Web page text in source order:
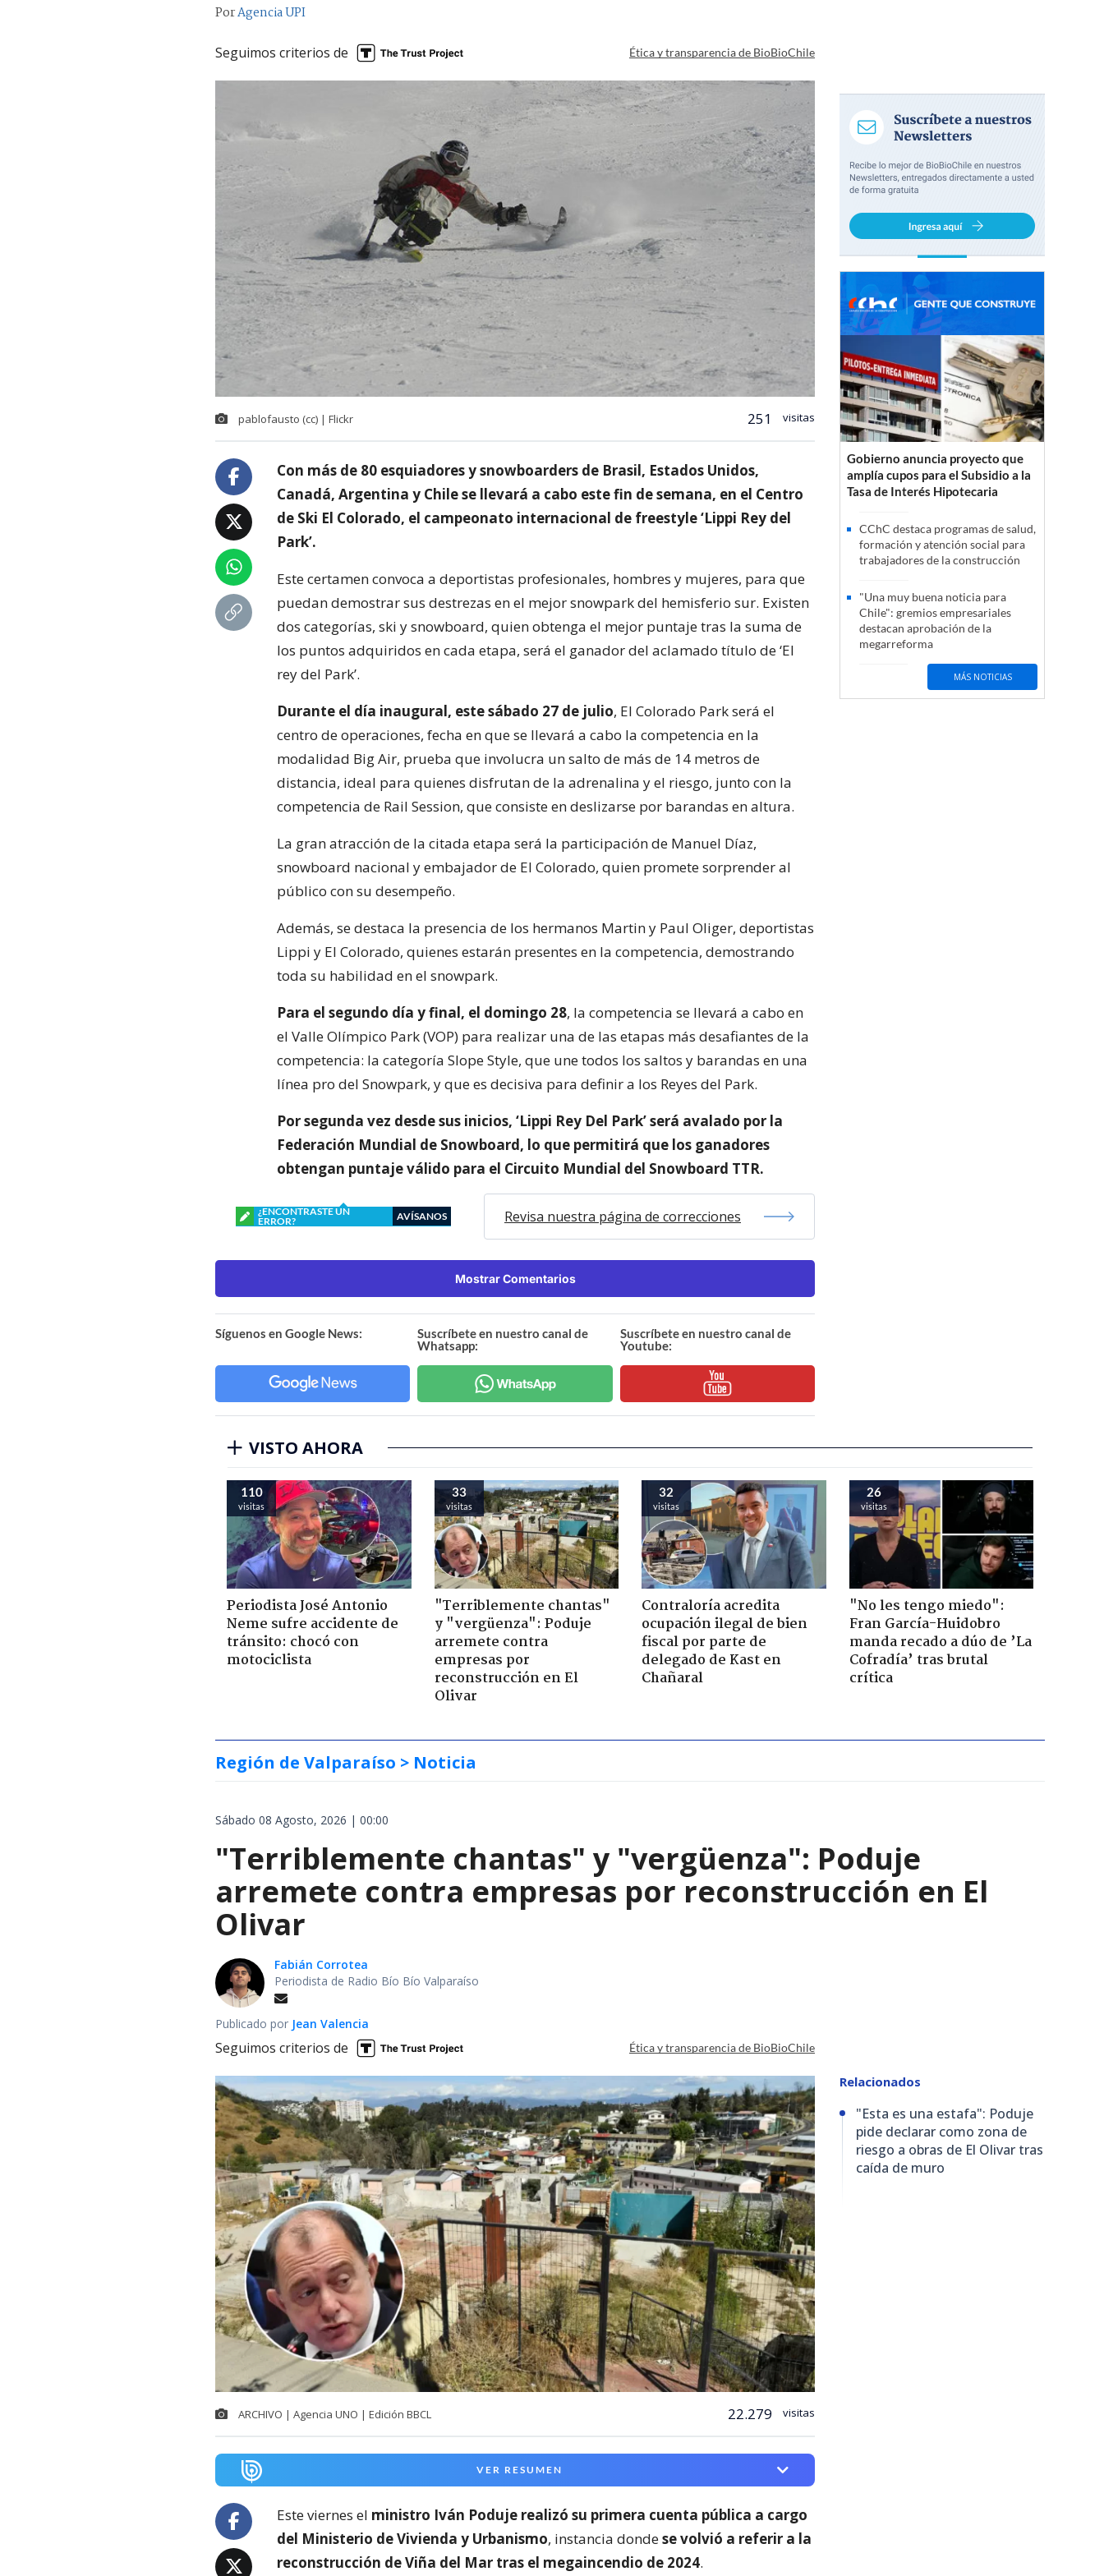
PorAgencia UPI
Seguimos criterios de Ética y transparencia de BioBioChile
pablofausto (cc) | Flickr 251 visitas
Con más de 80 esquiadores y snowboarders de Brasil, Estados Unidos,
Canadá, Argentina y Chile se llevará a cabo este fin de semana, en el Centro
de Ski El Colorado, el campeonato internacional de freestyle ‘Lippi Rey del
Park’.
Este certamen convoca a deportistas profesionales, hombres y mujeres, para que
puedan demostrar sus destrezas en el mejor snowpark del hemisferio sur. Existen
dos categorías, ski y snowboard, quien obtenga el mejor puntaje tras la suma de
los puntos adquiridos en cada etapa, será el ganador del aclamado título de ‘El
rey del Park’.
Durante el día inaugural, este sábado 27 de julio, El Colorado Park será el
centro de operaciones, fecha en que se llevará a cabo la competencia en la
modalidad Big Air, prueba que involucra un salto de más de 14 metros de
distancia, ideal para quienes disfrutan de la adrenalina y el riesgo, junto con la
competencia de Rail Session, que consiste en deslizarse por barandas en altura.
La gran atracción de la citada etapa será la participación de Manuel Díaz,
snowboard nacional y embajador de El Colorado, quien promete sorprender al
público con su desempeño.
Además, se destaca la presencia de los hermanos Martin y Paul Oliger, deportistas
Lippi y El Colorado, quienes estarán presentes en la competencia, demostrando
toda su habilidad en el snowpark.
Para el segundo día y final, el domingo 28, la competencia se llevará a cabo en
el Valle Olímpico Park (VOP) para realizar una de las etapas más desafiantes de la
competencia: la categoría Slope Style, que une todos los saltos y barandas en una
línea pro del Snowpark, y que es decisiva para definir a los Reyes del Park.
Por segunda vez desde sus inicios, ‘Lippi Rey Del Park’ será avalado por la
Federación Mundial de Snowboard, lo que permitirá que los ganadores
obtengan puntaje válido para el Circuito Mundial del Snowboard TTR.
¿ENCONTRASTE UN
ERROR?
AVÍSANOS Revisa nuestra página de correcciones
Mostrar Comentarios
Síguenos en Google News:
Suscríbete en nuestro canal de
Whatsapp:
Suscríbete en nuestro canal de
Youtube:
Gobierno anuncia proyecto que
amplía cupos para el Subsidio a la
Tasa de Interés Hipotecaria
CChC destaca programas de salud,
formación y atención social para
trabajadores de la construcción
"Una muy buena noticia para
Chile": gremios empresariales
destacan aprobación de la
megarreforma
MÁS NOTICIAS
VISTO AHORA
110
visitas
Periodista José Antonio
Neme sufre accidente de
tránsito: chocó con
motociclista
33
visitas
"Terriblemente chantas"
y "vergüenza": Poduje
arremete contra
empresas por
reconstrucción en El
Olivar
32
visitas
Contraloría acredita
ocupación ilegal de bien
fiscal por parte de
delegado de Kast en
Chañaral
26
visitas
"No les tengo miedo":
Fran García-Huidobro
manda recado a dúo de ’La
Cofradía’ tras brutal
crítica
Región de Valparaíso > Noticia
Sábado 08 Agosto, 2026 | 00:00
"Terriblemente chantas" y "vergüenza": Poduje
arremete contra empresas por reconstrucción en El
Olivar
Fabián Corrotea
Periodista de Radio Bío Bío Valparaíso
Publicado por Jean Valencia
Seguimos criterios de Ética y transparencia de BioBioChile
ARCHIVO | Agencia UNO | Edición BBCL 22.279 visitas
VER RESUMEN
Este viernes el ministro Iván Poduje realizó su primera cuenta pública a cargo
del Ministerio de Vivienda y Urbanismo, instancia dondese volvió a referir a la
reconstrucción de Viña del Mar tras el megaincendio de 2024.
Relacionados
"Esta es una estafa": Poduje
pide declarar como zona de
riesgo a obras de El Olivar tras
caída de muro